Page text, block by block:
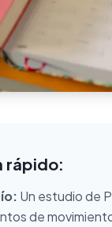
rápido:
Un estudio de
de